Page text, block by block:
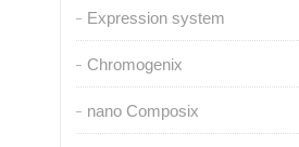
Expression system
Chromogenix
nano Composix